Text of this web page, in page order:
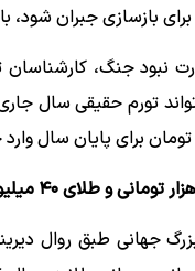
بازسازی جبران
جهانی طبق روال